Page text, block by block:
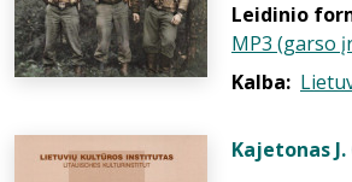
Leidinio
MP3 (garso
Kalba:
Kajetonas